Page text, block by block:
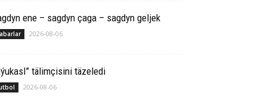
ene – sagdyn çaga – sagdyn geljek
2026-08-06
tälimçisini täzeledi
2026-08-06